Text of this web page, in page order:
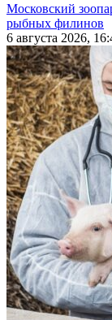
Московский
рыбных филинов
6 августа 2026,